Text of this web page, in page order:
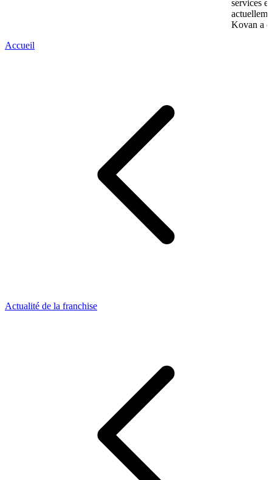
services
Kovan a
Accueil
Actualité de la franchise